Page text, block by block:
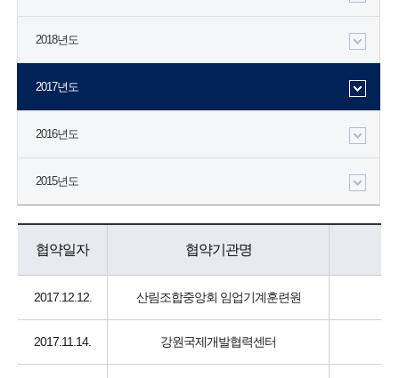
2018년도
2017년도
2016년도
2015년도
협약일자 협약기관명
2017.12.12. 산림조합중앙회 임업기계훈련원
2017.11.14. 강원국제개발협력센터